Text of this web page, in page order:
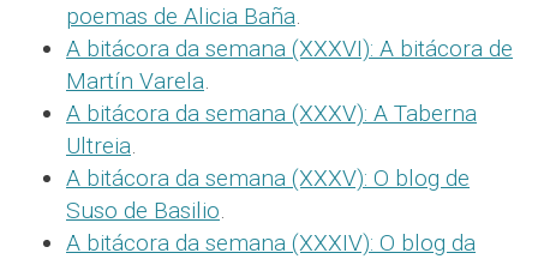
poemas de Alicia Baña.
A bitácora da semana (XXXVI): A bitácora de
Martín Varela.
A bitácora da semana (XXXV): A Taberna
Ultreia.
A bitácora da semana (XXXV): O blog de
Suso de Basilio.
A bitácora da semana (XXXIV): O blog da